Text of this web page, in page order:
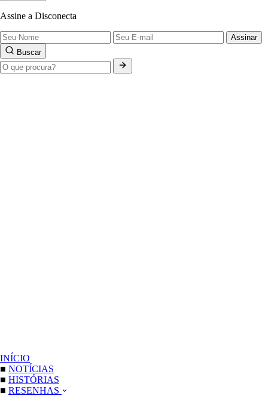
Assine a Disconecta
Assinar
Buscar
INÍCIO
■ NOTÍCIAS
■ HISTÓRIAS
■ RESENHAS